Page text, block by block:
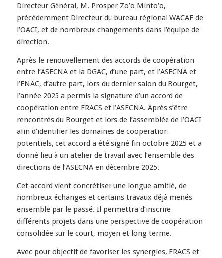
Directeur Général, M. Prosper Zo’o Minto’o,
précédemment Directeur du bureau régional WACAF de
l’OACI, et de nombreux changements dans l’équipe de
direction.
Après le renouvellement des accords de coopération
entre l’ASECNA et la DGAC, d’une part, et l’ASECNA et
l’ENAC, d’autre part, lors du dernier salon du Bourget,
l’année 2025 a permis la signature d’un accord de
coopération entre FRACS et l’ASECNA. Après s’être
rencontrés du Bourget et lors de l’assemblée de l’OACI
afin d’identifier les domaines de coopération
potentiels, cet accord a été signé fin octobre 2025 et a
donné lieu à un atelier de travail avec l’ensemble des
directions de l’ASECNA en décembre 2025.
Cet accord vient concrétiser une longue amitié, de
nombreux échanges et certains travaux déjà menés
ensemble par le passé. Il permettra d’inscrire
différents projets dans une perspective de coopération
consolidée sur le court, moyen et long terme.
Avec pour objectif de favoriser les synergies, FRACS et